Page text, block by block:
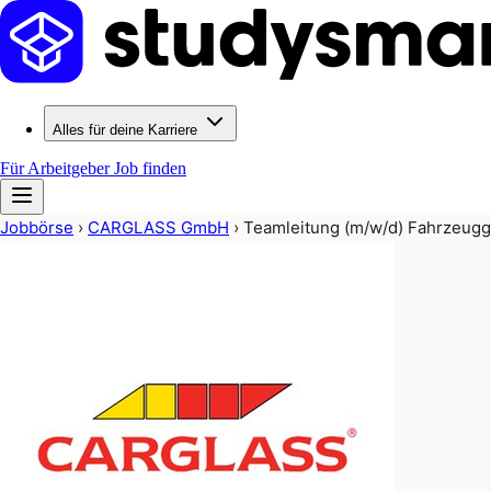
Alles für deine Karriere
Für ArbeitgeberJob finden
Jobbörse › CARGLASS GmbH › Teamleitung (m/w/d)